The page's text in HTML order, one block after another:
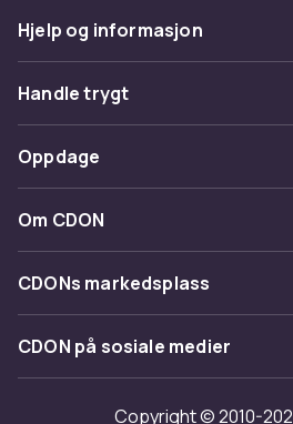
Hjelp og informasjon
Vanlige spørsmål
Spor pakke
Angre & returner her
Kontakt oss
Handle trygt
Betaling
Levering
Tilbakekallinger
Oppdage
Kategorier
Varemerker
Om CDON
Om oss
Kundeanmeldelser
Jobbe på CDON
Investor relations
CDONs markedsplass
Merchant Help Center
CDON på sosiale medier
Copyright © 2010-